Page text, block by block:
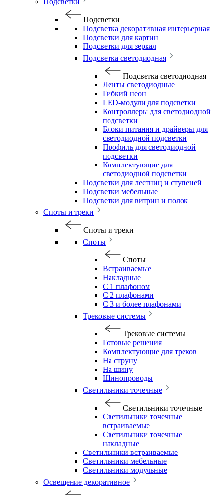
Подсветки
Подсветки
Подсветка декоративная интерьерная
Подсветки для картин
Подсветки для зеркал
Подсветка светодиодная
Подсветка светодиодная
Ленты светодиодные
Гибкий неон
LED-модули для подсветки
Контроллеры для светодиодной
подсветки
Блоки питания и драйверы для
светодиодной подсветки
Профиль для светодиодной
подсветки
Комплектующие для
светодиодной подсветки
Подсветки для лестниц и ступеней
Подсветки мебельные
Подсветки для витрин и полок
Споты и треки
Споты и треки
Споты
Споты
Встраиваемые
Накладные
С 1 плафоном
С 2 плафонами
С 3 и более плафонами
Трековые системы
Трековые системы
Готовые решения
Комплектующие для треков
На струну
На шину
Шинопроводы
Светильники точечные
Светильники точечные
Светильники точечные
встраиваемые
Светильники точечные
накладные
Светильники встраиваемые
Светильники мебельные
Светильники модульные
Освещение декоративное